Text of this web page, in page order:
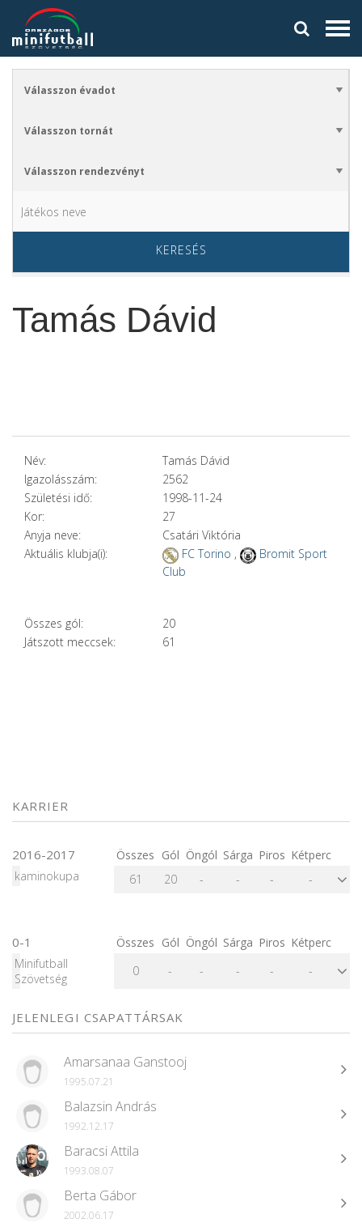
KERESÉS
Tamás Dávid
Név:
Tamás Dávid
Igazolásszám:
2562
Születési idő:
1998-11-24
Kor:
27
Anyja neve:
Csatári Viktória
Aktuális klubja(i):
FC Torino ,
Bromit Sport
Club
Összes gól:
20
Játszott meccsek:
61
KARRIER
2016-2017 Összes Gól Öngól Sárga Piros Kétperc
kaminokupa
61 20 - - - -
0-1 Összes Gól Öngól Sárga Piros Kétperc
Minifutball
Szövetség
0 - - - - -
JELENLEGI CSAPATTÁRSAK
Amarsanaa Ganstooj
1995.07.21
Balazsin András
1992.12.17
Baracsi Attila
1993.08.07
Berta Gábor
2002.06.17